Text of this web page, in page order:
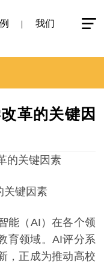
我们
革的关键因
的关键因素
键因素
（AI）在各个领
育领域。AI评分系
，正成为推动高校